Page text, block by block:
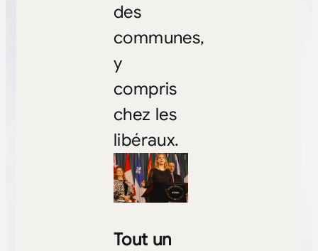
des
communes,
y
compris
chez les
libéraux.
Tout un